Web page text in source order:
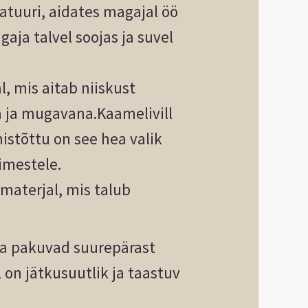
aidates magajal öö
talvel soojas ja suvel
mis aitab niiskust
mugavana.Kaamelivill
on see hea valik
mis talub
pakuvad suurepärast
on jätkusuutlik ja taastuv